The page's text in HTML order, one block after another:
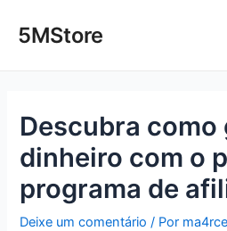
para5MStore
Descubra como
dinheiro com o
programa de
Deixe um comentário / Por
navigation